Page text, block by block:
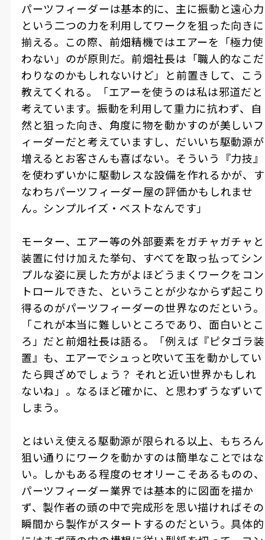
パーツフィーダーは基本的に、主に振動と遠心力
という二つの力を利用してワークを狙った向きに
揃える。この際、前畑精機ではエアーを「極力使
わない」のが原則だ。前畑社長は「職人的なこだ
わりなのかもしれないけど」と前置きして、こう
教えてくれる。「エアーを使うのは私は邪道だと
考えています。振動を利用して重力に抗わず、自
然と狙った向き、角度に物を動かすのが美しいフ
ィーダーだと考えていますし、だいいち駆動源が
増えるとお客さんも喜ばない。そういう『力技』
を使わずいかに駆動レスな設備を作れるかが、す
なわちパーツフィーダー屋の評価かもしれませ
ん。シンプルイズ・ベストなんです」
モーター、エアー等の外部要素をガチャガチャと
装置に付け加えた挙句、すべてを取っ払ってシン
プルな姿に戻した方がよほどうまくワークをコン
トロールできた、ということが少なからず起こり
得るのがパーツフィーダーの世界なのだという。
「これが本当に難しいところであり、面白いとこ
ろ」だと前畑社長は語る。「例えば『ピタゴラ装
置』も、エアーでシュっと吹いて玉を動かしてい
たら興ざめでしょう？ それと近い世界かもしれ
ないね」。なるほど確かに、と思わずうなずいて
しまう。
とはいえ使える駆動源が限られる以上、もちろん
狙い通りにワークを動かすのは簡単なことではな
い。しかもある程度のセオリーこそあるものの、
パーツフィーダー業界では基本的に図面を描か
ず、製作者の頭の中で完成形を思い描ければその
瞬間から製作がスタートするのだという。具体的